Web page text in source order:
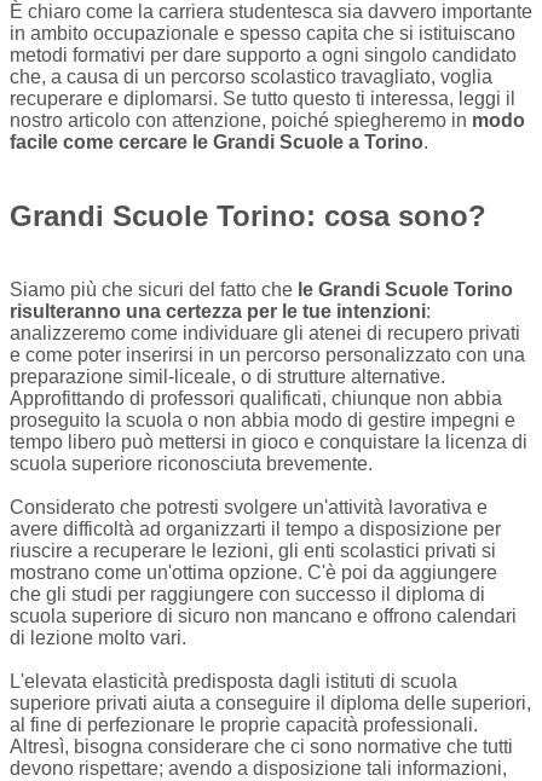
È chiaro come la carriera studentesca sia davvero importante
in ambito occupazionale e spesso capita che si istituiscano
metodi formativi per dare supporto a ogni singolo candidato
che, a causa di un percorso scolastico travagliato, voglia
recuperare e diplomarsi. Se tutto questo ti interessa, leggi il
nostro articolo con attenzione, poiché spiegheremo in modo
facile come cercare le Grandi Scuole a Torino.
Grandi Scuole Torino: cosa sono?
Siamo più che sicuri del fatto che le Grandi Scuole Torino
risulteranno una certezza per le tue intenzioni:
analizzeremo come individuare gli atenei di recupero privati
e come poter inserirsi in un percorso personalizzato con una
preparazione simil-liceale, o di strutture alternative.
Approfittando di professori qualificati, chiunque non abbia
proseguito la scuola o non abbia modo di gestire impegni e
tempo libero può mettersi in gioco e conquistare la licenza di
scuola superiore riconosciuta brevemente.
Considerato che potresti svolgere un'attività lavorativa e
avere difficoltà ad organizzarti il tempo a disposizione per
riuscire a recuperare le lezioni, gli enti scolastici privati si
mostrano come un'ottima opzione. C'è poi da aggiungere
che gli studi per raggiungere con successo il diploma di
scuola superiore di sicuro non mancano e offrono calendari
di lezione molto vari.
L'elevata elasticità predisposta dagli istituti di scuola
superiore privati aiuta a conseguire il diploma delle superiori,
al fine di perfezionare le proprie capacità professionali.
Altresì, bisogna considerare che ci sono normative che tutti
devono rispettare; avendo a disposizione tali informazioni,